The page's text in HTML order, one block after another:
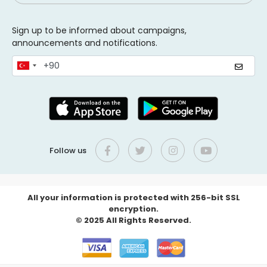
Sign up to be informed about campaigns,
announcements and notifications.
Follow us
All your information is protected with 256-bit SSL
encryption.
© 2025 All Rights Reserved.